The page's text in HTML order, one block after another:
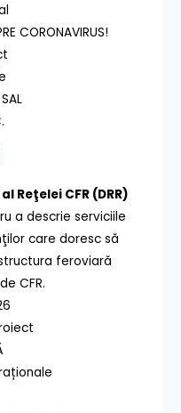
CORONAVIRUS!
Reţelei CFR (DRR)
a descrie serviciile
care doresc să
feroviară
CFR.